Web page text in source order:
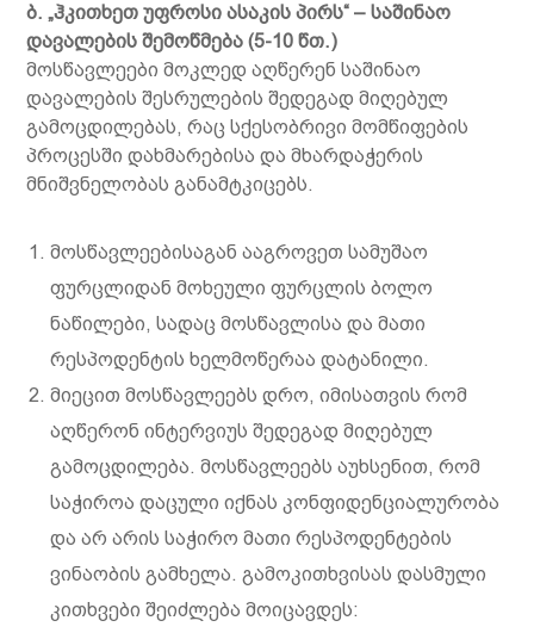
ბ.„ჰკითხეთ უფროსი ასაკის პირს“ – საშინაო
დავალების შემოწმება (5-10წთ.)
მოსწავლეები მოკლედ აღწერენ საშინაო
დავალების შესრულების შედეგად მიღებულ
გამოცდილებას, რაც სქესობრივი მომწიფების
პროცესში დახმარებისა და მხარდაჭერის
მნიშვნელობას განამტკიცებს.
მოსწავლეებისაგან ააგროვეთ სამუშაო
ფურცლიდან მოხეული ფურცლის ბოლო
ნაწილები, სადაც მოსწავლისა და მათი
რესპოდენტის ხელმოწერაა დატანილი.
მიეცით მოსწავლეებს დრო, იმისათვის რომ
აღწერონ ინტერვიუს შედეგად მიღებულ
გამოცდილება. მოსწავლეებს აუხსენით, რომ
საჭიროა დაცული იქნას კონფიდენციალურობა
და არ არის საჭირო მათი რესპოდენტების
ვინაობის გამხელა. გამოკითხვისას დასმული
კითხვები შეიძლება მოიცავდეს: